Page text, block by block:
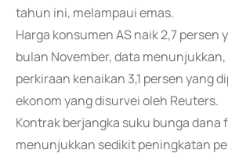
tahun ini, melampaui emas.
Harga konsumen AS naik 2,7 persen
bulan November, data
perkiraan kenaikan 3,1 persen yang
ekonom yang disurvei oleh Reuters.
Kontrak berjangka suku bunga dana
menunjukkan sedikit peningkatan